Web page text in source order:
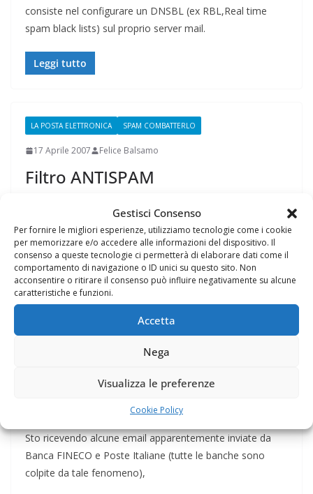
Gestisci Consenso
Per fornire le migliori esperienze, utilizziamo tecnologie come i cookie
per memorizzare e/o accedere alle informazioni del dispositivo. Il
consenso a queste tecnologie ci permetterà di elaborare dati come il
comportamento di navigazione o ID unici su questo sito. Non
acconsentire o ritirare il consenso può influire negativamente su alcune
caratteristiche e funzioni.
Accetta
Nega
Visualizza le preferenze
Cookie Policy
consiste nel configurare un DNSBL (ex RBL,Real time
spam black lists) sul proprio server mail.
Leggi tutto
LA POSTA ELETTRONICA SPAM COMBATTERLO
17 Aprile 2007 Felice Balsamo
Filtro ANTISPAM
Informativo sul Server.
Leggi tutto
SPAM COMBATTERLO TRUFFE INTERNET
Felice Balsamo
False email FINECO e Poste
Sto ricevendo alcune email apparentemente inviate da
Banca FINECO e Poste Italiane (tutte le banche sono
colpite da tale fenomeno),